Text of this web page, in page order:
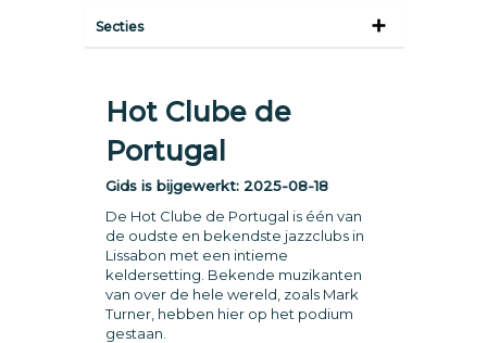
Secties
Hot Clube de
Portugal
Gids is bijgewerkt: 2025-08-18
De Hot Clube de Portugal is één van
de oudste en bekendste jazzclubs in
Lissabon met een intieme
keldersetting. Bekende muzikanten
van over de hele wereld, zoals Mark
Turner, hebben hier op het podium
gestaan.